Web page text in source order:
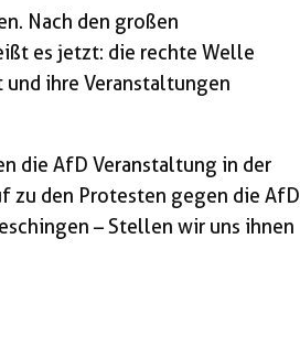
Nach den großen
es jetzt: die rechte Welle
ihre Veranstaltungen
die AfD Veranstaltung in der
zu den Protesten gegen die AfD
– Stellen wir uns ihnen